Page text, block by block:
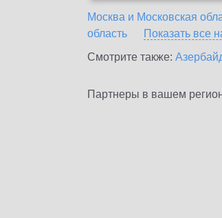
Москва и Московская
область
Показать все
Смотрите также:
Партнеры в вашем